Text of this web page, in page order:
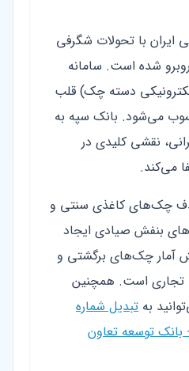
بانکی ایران با تحولات شگرفی
شده است. سامانه
دسته چک) قلب
می‌شود. بانک سپه به
نقشی کلیدی در
می‌کند.
چک‌های کاغذی سنتی و
بنفش صیادی ایجاد
چک‌های برگشتی و
تجاری است. همچنین
به تبدیل شماره
توسعه تعاون